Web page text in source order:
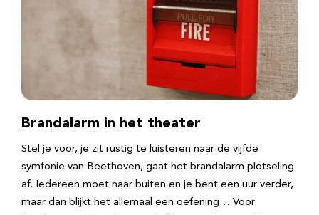
Brandalarm in het theater
Stel je voor, je zit rustig te luisteren naar de vijfde
symfonie van Beethoven, gaat het brandalarm plotseling
af. Iedereen moet naar buiten en je bent een uur verder,
maar dan blijkt het allemaal een oefening… Voor